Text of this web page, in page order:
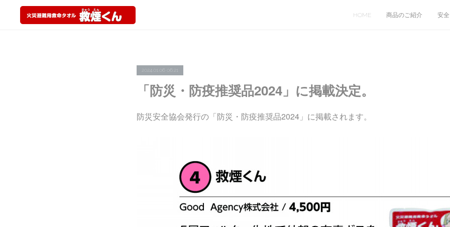
HOME 商品のご紹介 安
2024.01.06 06:21
「防災・防疫推奨品2024」に掲載決定。
防災安全協会発行の「防災・防疫推奨品2024」に掲載されます。